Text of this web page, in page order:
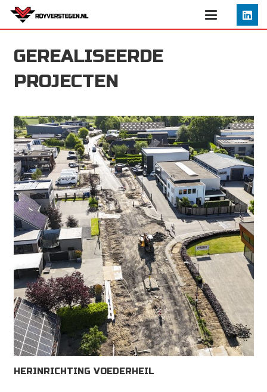
GEREALISEERDE
PROJECTEN
HERINRICHTING VOEDERHEIL